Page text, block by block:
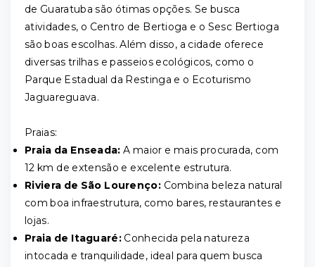
de Guaratuba são ótimas opções. Se busca
atividades, o Centro de Bertioga e o Sesc Bertioga
são boas escolhas. Além disso, a cidade oferece
diversas trilhas e passeios ecológicos, como o
Parque Estadual da Restinga e o Ecoturismo
Jaguareguava.
Praias:
Praia da Enseada: A maior e mais procurada, com
12 km de extensão e excelente estrutura.
Riviera de São Lourenço:Combina beleza natural
com boa infraestrutura, como bares, restaurantes e
lojas.
Praia de Itaguaré:Conhecida pela natureza
intocada e tranquilidade, ideal para quem busca